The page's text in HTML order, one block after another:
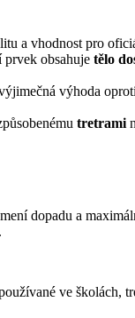
a vhodnost pro
prvek obsahuje tělo
výhoda
tretrami
dopadu a
ve školách,